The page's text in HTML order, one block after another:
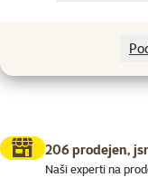
206 prodejen,
Naši experti na